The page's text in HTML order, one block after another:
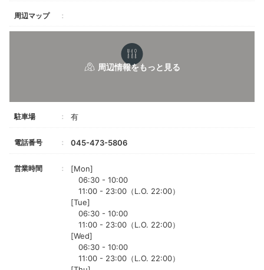
周辺マップ
駐車場 有
電話番号 045-473-5806
営業時間
[Mon]
06:30 - 10:00
11:00 - 23:00（L.O. 22:00）
[Tue]
06:30 - 10:00
11:00 - 23:00（L.O. 22:00）
[Wed]
06:30 - 10:00
11:00 - 23:00（L.O. 22:00）